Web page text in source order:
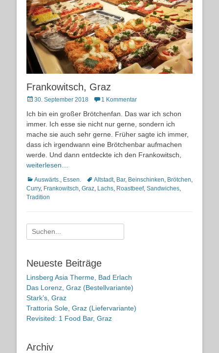
Frankowitsch, Graz
Posted30. September 2018 1 Kommentar
Ich bin ein großer Brötchenfan. Das war ich schon
immer. Ich esse sie nicht nur gerne, sondern ich
mache sie auch sehr gerne. Früher sagte ich immer,
dass ich irgendwann eine Brötchenbar aufmachen
werde. Und dann entdeckte ich den Frankowitsch,
weiterlesen…
Kategorien
Auswärts. Essen. Schlagworte
Altstadt, Bar, Beinschinken Brötchen
Curry, Frankowitsch Graz Lachs Roastbeef, Sandwiches
Tradition
Suche
nach:
Neueste Beiträge
Linsberg Asia Therme, Bad Erlach
Das Lorenz, Graz (Bestellvariante)
Stark’s, Graz
Trattoria Sole, Graz (Liefervariante)
Revisited: 1 Food Bar, Graz
Archiv